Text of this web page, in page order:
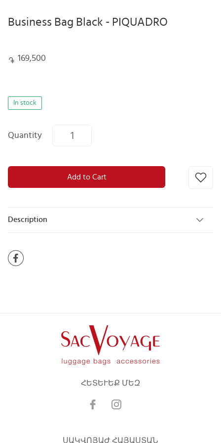
Business Bag Black - PIQUADRO
169,500
In stock
Quantity
Add to Cart
Description
ՀԵՏԵՒԵՔ ՄԵԶ
ՍԱԿՎՈՅԱԺ ՀԱՅԱՍՏԱՆ